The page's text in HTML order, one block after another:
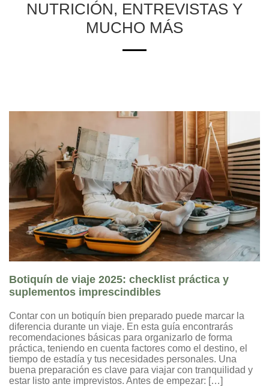
NUTRICIÓN, ENTREVISTAS Y
MUCHO MÁS
Botiquín de viaje 2025: checklist práctica y
suplementos imprescindibles
Contar con un botiquín bien preparado puede marcar la
diferencia durante un viaje. En esta guía encontrarás
recomendaciones básicas para organizarlo de forma
práctica, teniendo en cuenta factores como el destino, el
tiempo de estadía y tus necesidades personales. Una
buena preparación es clave para viajar con tranquilidad y
estar listo ante imprevistos. Antes de empezar: […]